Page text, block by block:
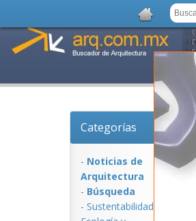
Categorías
- Noticias de
Arquitectura
- Búsqueda
- Sustentabilidad,